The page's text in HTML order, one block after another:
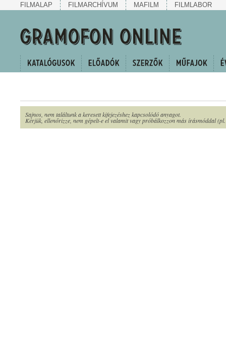
FILMALAP FILMARCHÍVUM MAFILM FILMLABOR
Sajnos, nem találtunk a keresett kifejezéshez kapcsolódó anyagot.
Kérjük, ellenőrizze, nem gépelt-e el valamit vagy próbálkozzon más írásmóddal